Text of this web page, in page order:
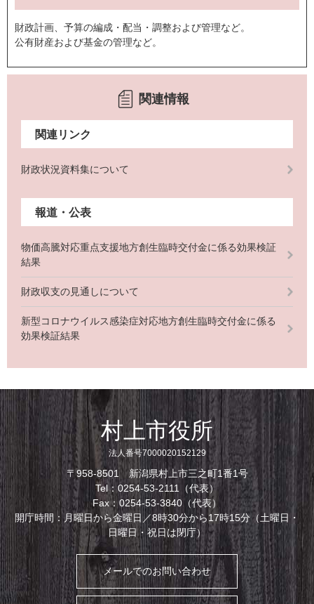
財政計画、予算の編成・配当・調整および管理など。
公有財産および基金の管理など。
関連情報
関連リンク
財政状況資料集について
報道・公表
物価高騰対応重点支援地方創生臨時交付金に係る効果検証
結果
財政収支の見通しについて
新型コロナウイルス感染症対応地方創生臨時交付金に係る
効果検証結果
村上市役所
法人番号7000020152129
〒958-8501 新潟県村上市三之町1番1号
Tel：0254-53-2111（代表）
Fax：0254-53-3840（代表）
開庁時間：月曜日から金曜日／8時30分から17時15分（土曜日・
日曜日・祝日は閉庁）
メールでのお問い合わせ